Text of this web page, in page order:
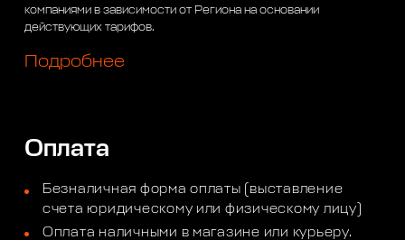
компаниями в зависимости от Региона на основании
действующих тарифов.
Подробнее
Оплата
Безналичная форма оплаты (выставление
счета юридическому или физическому лицу)
Оплата наличными в магазине или курьеру.